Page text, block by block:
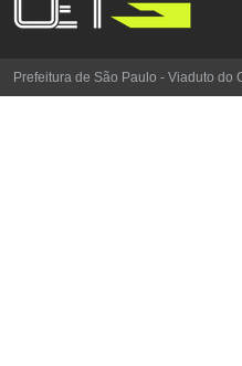
Prefeitura de São Paulo - Viaduto do